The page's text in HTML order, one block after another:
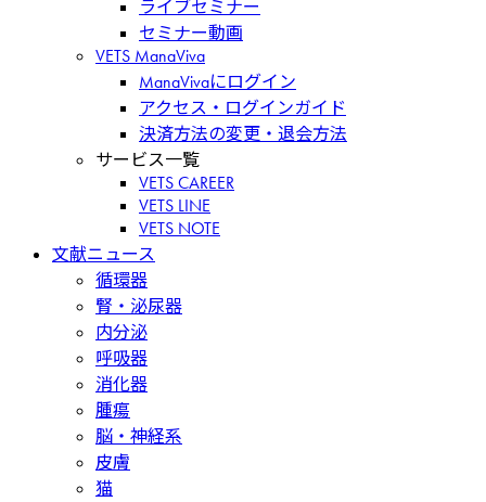
ライブセミナー
セミナー動画
VETS ManaViva
ManaVivaにログイン
アクセス・ログインガイド
決済方法の変更・退会方法
サービス一覧
VETS CAREER
VETS LINE
VETS NOTE
文献ニュース
循環器
腎・泌尿器
内分泌
呼吸器
消化器
腫瘍
脳・神経系
皮膚
猫